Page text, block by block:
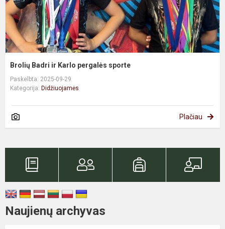
Brolių Badri ir Karlo pergalės sporte
Paskelbta: 2025-09-29
Kategorija: Didžiuojamės
Plačiau
Naujienų archyvas